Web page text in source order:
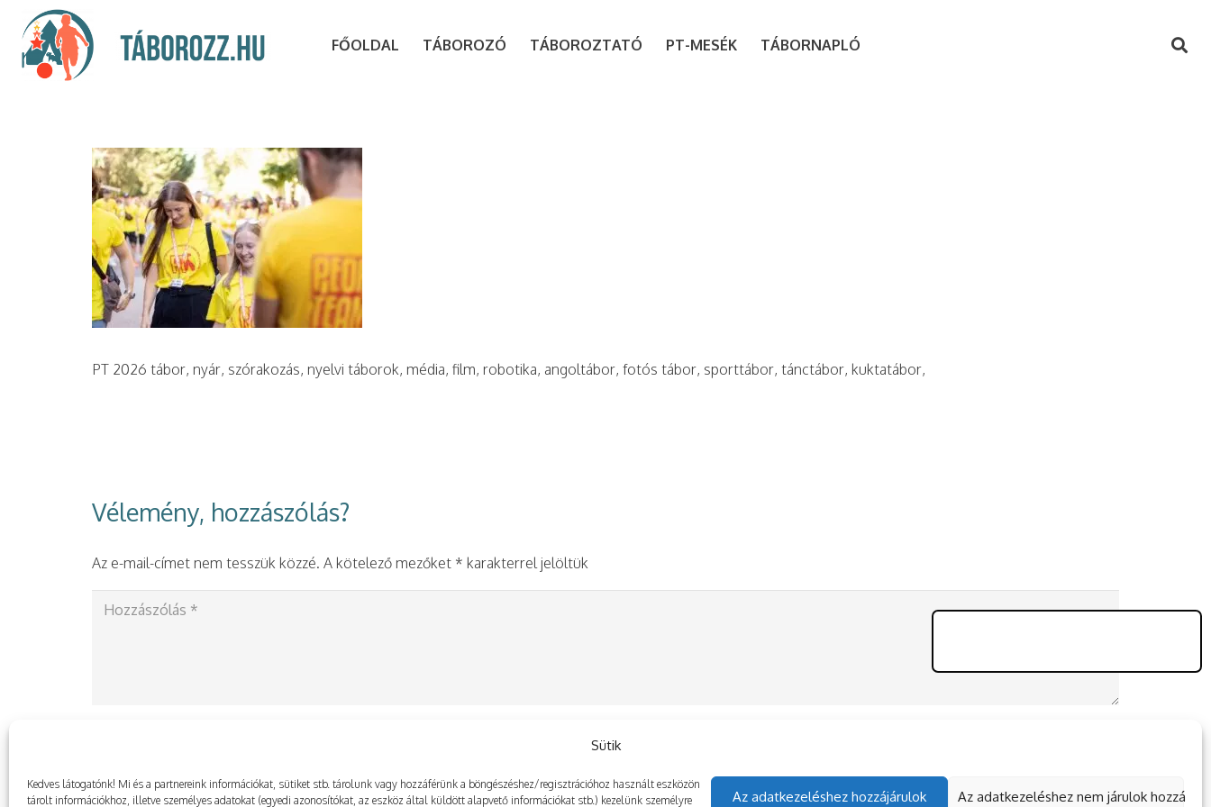
Sütik
Kedves látogatónk! Mi és a partnereink információkat, sütiket stb. tárolunk vagy hozzáférünk a böngészéshez/regisztrációhoz használt eszközön
tárolt információkhoz, illetve személyes adatokat (egyedi azonosítókat, az eszköz által küldött alapvető információkat stb.) kezelünk személyre
Az adatkezeléshez hozzájárulok Az adatkezeléshez nem járulok hozzá
FŐOLDAL TÁBOROZÓ TÁBOROZTATÓ PT-MESÉK TÁBORNAPLÓ
PT 2026 tábor, nyár, szórakozás, nyelvi táborok, média, film, robotika, angoltábor, fotós tábor, sporttábor, tánctábor, kuktatábor,
Vélemény, hozzászólás?
Az e-mail-címet nem tesszük közzé. A kötelező mezőket * karakterrel jelöltük